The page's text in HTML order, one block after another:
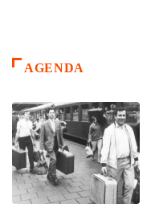
AGENDA